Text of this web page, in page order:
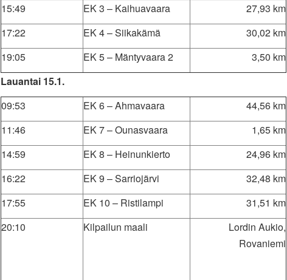
15:49
EK 3 – Kaihuavaara
27,93 km
17:22
EK 4 – Siikakämä
30,02 km
19:05
EK 5 – Mäntyvaara 2
3,50 km
Lauantai 15.1.
09:53
EK 6 – Ahmavaara
44,56 km
11:46
EK 7 – Ounasvaara
1,65 km
14:59
EK 8 – Heinunkierto
24,96 km
16:22
EK 9 – Sarriojärvi
32,48 km
17:55
EK 10 – Ristilampi
31,51 km
20:10
Kilpailun maali
Lordin Aukio,
Rovaniemi